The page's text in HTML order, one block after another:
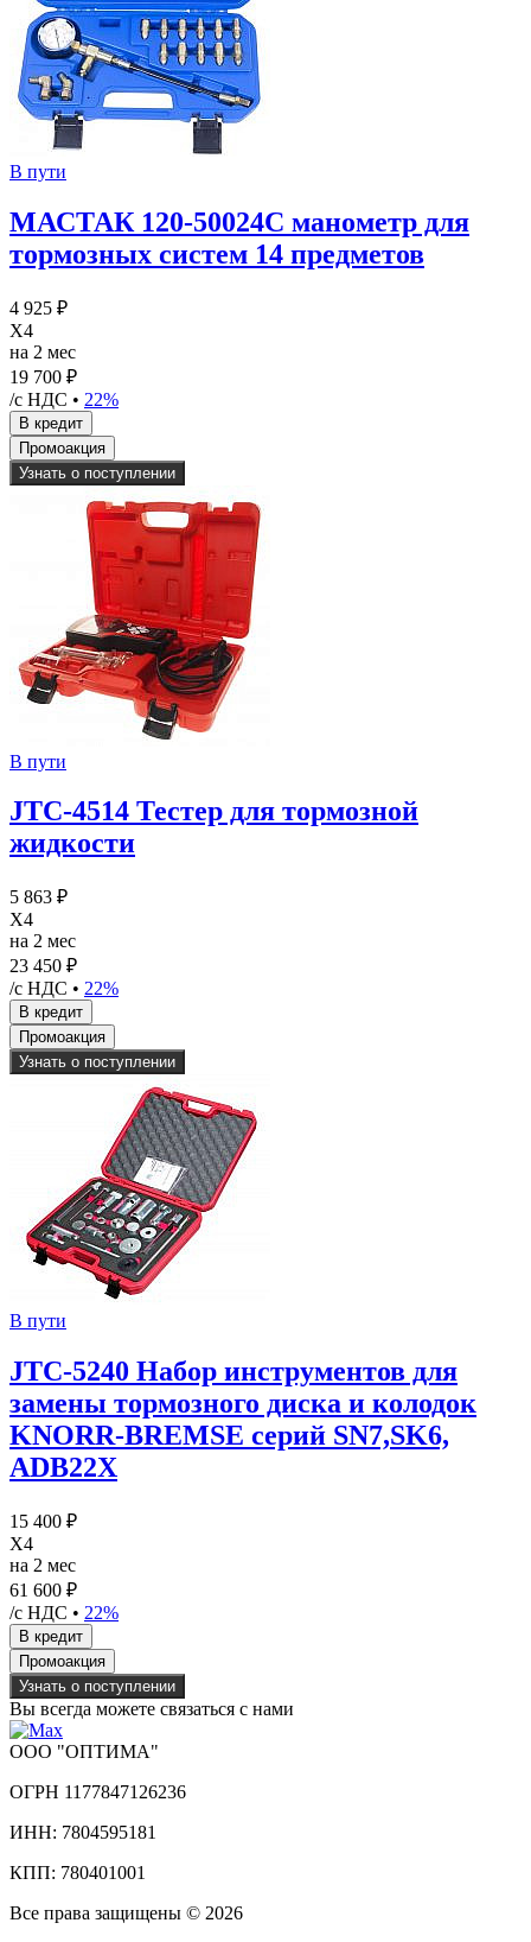
В пути
МАСТАК 120-50024C манометр для
тормозных систем 14 предметов
4 925 ₽
X4
на 2 мес
19 700 ₽
/с НДС • 22%
Узнать о поступлении
В пути
JTC-4514 Тестер для тормозной
жидкости
5 863 ₽
X4
на 2 мес
23 450 ₽
/с НДС • 22%
Узнать о поступлении
В пути
JTC-5240 Набор инструментов для
замены тормозного диска и колодок
KNORR-BREMSE серий SN7,SK6,
ADB22X
15 400 ₽
X4
на 2 мес
61 600 ₽
/с НДС • 22%
Узнать о поступлении
Вы всегда можете связаться с нами
ООО "ОПТИМА"
ОГРН 1177847126236
ИНН: 7804595181
КПП: 780401001
Все права защищены © 2026